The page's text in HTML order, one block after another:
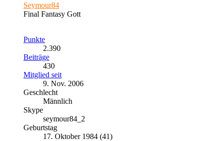
Seymour84
Final Fantasy Gott
Punkte
2.390
Beiträge
430
Mitglied seit
9. Nov. 2006
Geschlecht
Männlich
Skype
seymour84_2
Geburtstag
17. Oktober 1984 (41)